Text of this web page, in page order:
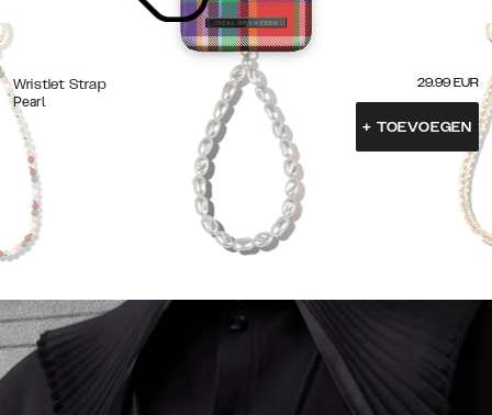
Wristlet Strap
Pearl
29.99 EUR
+ TOEVOEGEN